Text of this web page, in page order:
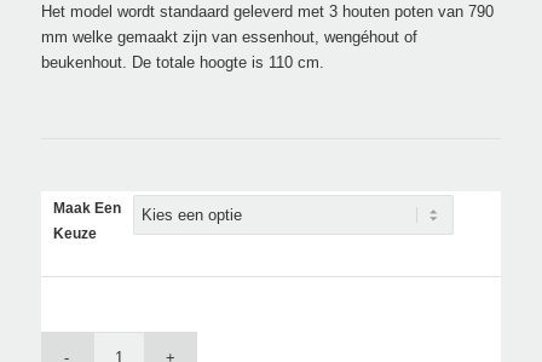
Het model wordt standaard geleverd met 3 houten poten van 790
mm welke gemaakt zijn van essenhout, wengéhout of
beukenhout. De totale hoogte is 110 cm.
Maak Een
Keuze